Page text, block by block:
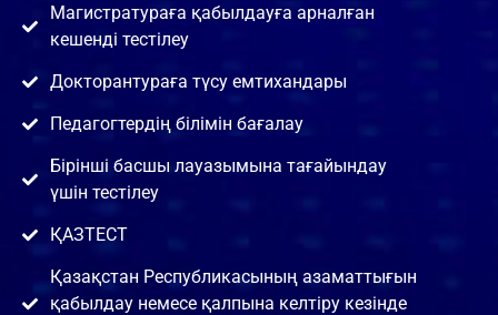
Магистратураға қабылдауға арналған
кешенді тестілеу
Докторантураға түсу емтихандары
Педагогтердің білімін бағалау
Бірінші басшы лауазымына тағайындау
үшін тестілеу
ҚАЗТЕСТ
Қазақстан Республикасының азаматтығын
қабылдау немесе қалпына келтіру кезінде